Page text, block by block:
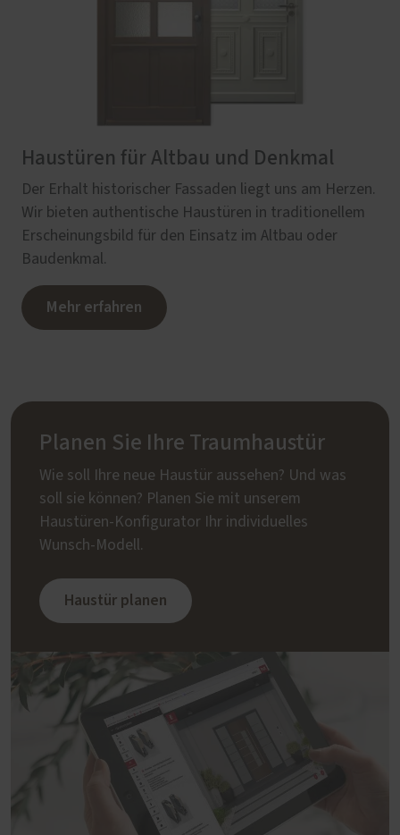
Haustüren für Altbau und Denkmal
Der Erhalt historischer Fassaden liegt uns am Herzen.
Wir bieten authentische Haustüren in traditionellem
Erscheinungsbild für den Einsatz im Altbau oder
Baudenkmal.
Mehr erfahren
Planen Sie Ihre Traumhaustür
Wie soll Ihre neue Haustür aussehen? Und was
soll sie können? Planen Sie mit unserem
Haustüren-Konfigurator Ihr individuelles
Wunsch-Modell.
Haustür planen